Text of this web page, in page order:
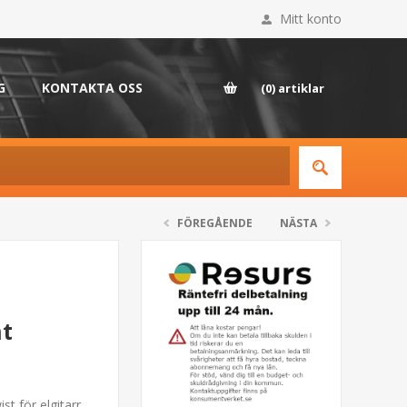
Mitt konto
KONTAKTA OSS (0) artiklar
FÖREGÅENDE NÄSTA